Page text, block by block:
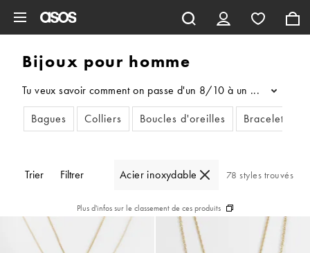
Bijoux pour homme
Tu veux savoir comment on passe d'un 8/10 à un 10/10 en
...
Bagues
Colliers Boucles d'oreilles Bracelets
Trier Filtrer Acier inoxydable 78 styles trouvés
Plus d'infos sur le classement de ces produits